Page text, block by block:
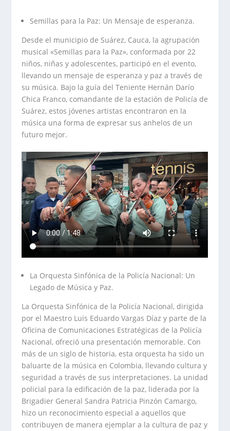
Semillas para la Paz: Un Mensaje de esperanza.
Desde el municipio de Suárez, Cauca, la agrupación
musical «Semillas para la Paz», conformada por 22
niños, niñas y adolescentes, participó en el evento,
llevando un mensaje de esperanza y paz a través de
su música. Bajo la guía del Teniente Hernán Darío
Chica Franco, comandante de la estación de Policía de
Suárez, estos jóvenes artistas encontraron en la
música una forma de expresar sus anhelos de un
futuro mejor.
La Orquesta Sinfónica de la Policía Nacional: Un
Legado de Música y Paz.
La Orquesta Sinfónica de la Policía Nacional, dirigida
por el Maestro Luis Eduardo Vargas Díaz y parte de la
Oficina de Comunicaciones Estratégicas de la Policía
Nacional, ofreció una presentación memorable. Con
más de un siglo de historia, esta orquesta ha sido un
baluarte de la música en Colombia, llevando cultura y
seguridad a través de sus interpretaciones. La unidad
policial para la edificación de la paz, liderada por la
Brigadier General Sandra Patricia Pinzón Camargo,
hizo un reconocimiento especial a aquellos que
contribuyen de manera ejemplar a la cultura de paz y